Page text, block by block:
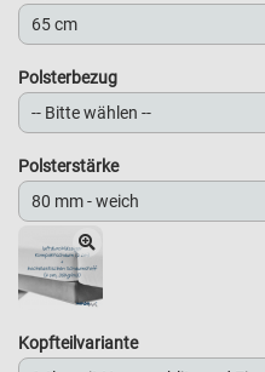
Polsterbezug
Polsterstärke
Kopfteilvariante